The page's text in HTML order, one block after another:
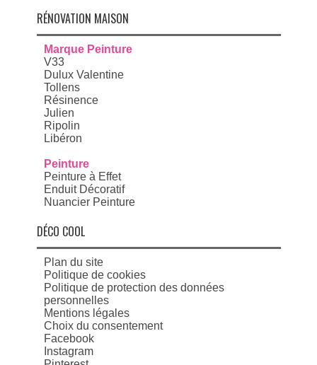
RÉNOVATION MAISON
Marque Peinture
V33
Dulux Valentine
Tollens
Résinence
Julien
Ripolin
Libéron
Peinture
Peinture à Effet
Enduit Décoratif
Nuancier Peinture
DÉCO COOL
Plan du site
Politique de cookies
Politique de protection des données
personnelles
Mentions légales
Choix du consentement
Facebook
Instagram